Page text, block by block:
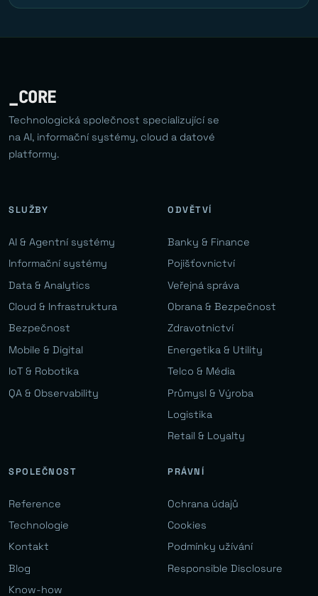
_CORE
Technologická společnost specializující se
na AI, informační systémy, cloud a datové
platformy.
SLUŽBY
AI & Agentní systémy
Informační systémy
Data & Analytics
Cloud & Infrastruktura
Bezpečnost
Mobile & Digital
IoT & Robotika
QA & Observability
ODVĚTVÍ
Banky & Finance
Pojišťovnictví
Veřejná správa
Obrana & Bezpečnost
Zdravotnictví
Energetika & Utility
Telco & Média
Průmysl & Výroba
Logistika
Retail & Loyalty
SPOLEČNOST
Reference
Technologie
Kontakt
Blog
Know-how
PRÁVNÍ
Ochrana údajů
Cookies
Podmínky užívání
Responsible Disclosure